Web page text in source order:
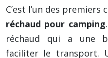
C’est l’un des premiers
réchaud pour camping
réchaud qui a une
faciliter le transport.